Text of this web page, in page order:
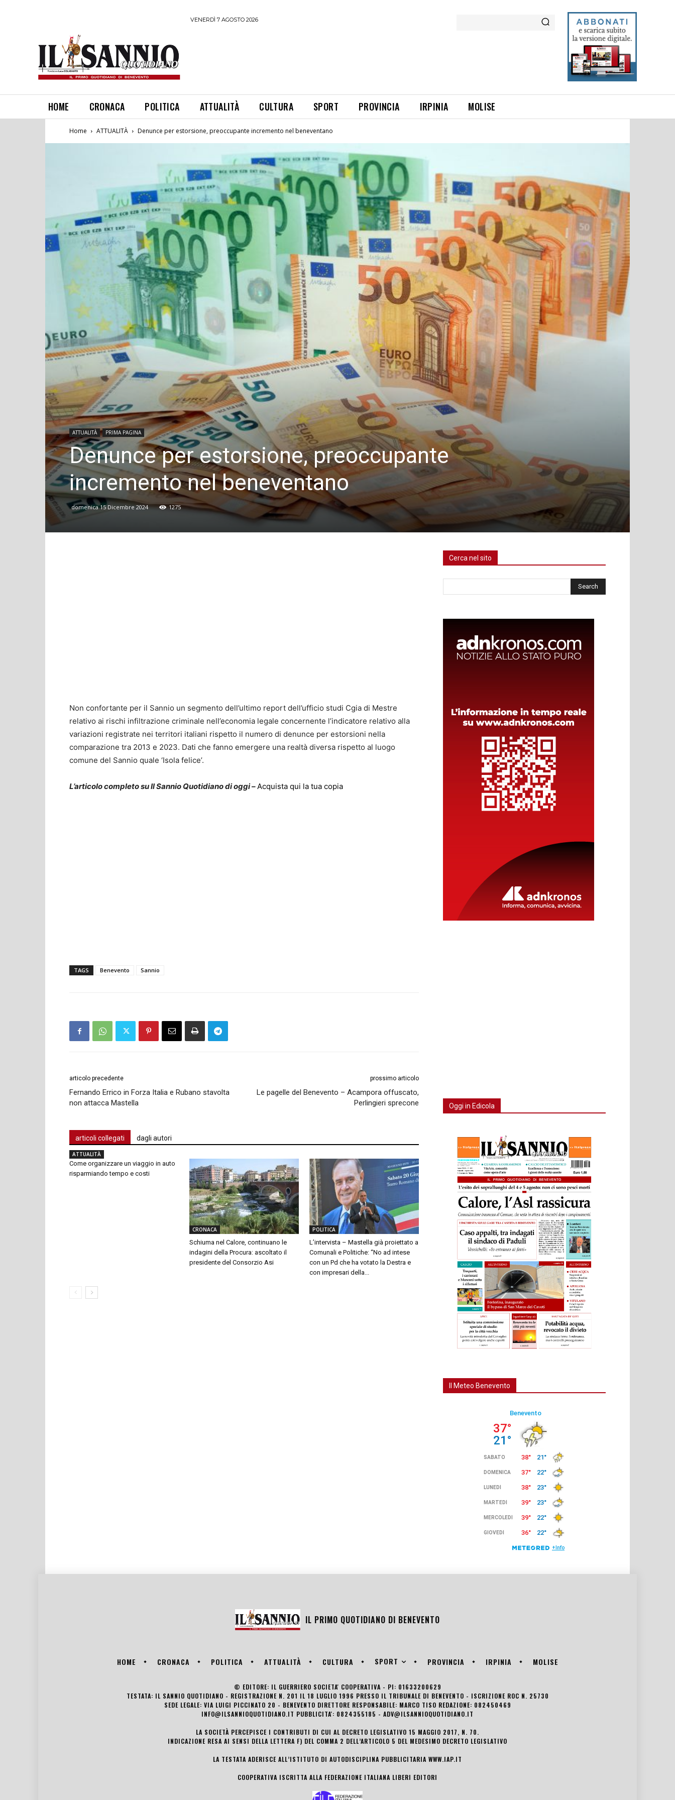
VENERDÌ 7 AGOSTO 2026
HOME CRONACA POLITICA ATTUALITÀ CULTURA SPORT PROVINCIA IRPINIA MOLISE
Home ATTUALITÀ Denunce per estorsione, preoccupante incremento nel beneventano
ATTUALITÀ PRIMA PAGINA
Denunce per estorsione, preoccupante
incremento nel beneventano
domenica 15 Dicembre 2024 1275
Non confortante per il Sannio un segmento dell’ultimo report dell’ufficio studi Cgia di Mestre
relativo ai rischi infiltrazione criminale nell’economia legale concernente l’indicatore relativo alla
variazioni registrate nei territori italiani rispetto il numero di denunce per estorsioni nella
comparazione tra 2013 e 2023. Dati che fanno emergere una realtà diversa rispetto al luogo
comune del Sannio quale ‘Isola felice’.
L’articolo completo su Il Sannio Quotidiano di oggi –Acquista qui la tua copia
TAGS Benevento Sannio
articolo precedente
Fernando Errico in Forza Italia e Rubano stavolta
non attacca Mastella
prossimo articolo
Le pagelle del Benevento – Acampora offuscato,
Perlingieri sprecone
articoli collegati dagli autori
ATTUALITÀ
Come organizzare un viaggio in auto
risparmiando tempo e costi
CRONACA
Schiuma nel Calore, continuano le
indagini della Procura: ascoltato il
presidente del Consorzio Asi
POLITICA
L’intervista – Mastella già proiettato a
Comunali e Politiche: “No ad intese
con un Pd che ha votato la Destra e
con impresari della...
Cerca nel sito
Oggi in Edicola
Il Meteo Benevento
IL PRIMO QUOTIDIANO DI BENEVENTO
HOME CRONACA POLITICA ATTUALITÀ CULTURA SPORT PROVINCIA IRPINIA MOLISE
© EDITORE: IL GUERRIERO SOCIETA' COOPERATIVA - PI: 01633200629
TESTATA: IL SANNIO QUOTIDIANO - REGISTRAZIONE N. 201 IL 18 LUGLIO 1996 PRESSO IL TRIBUNALE DI BENEVENTO - ISCRIZIONE ROC N. 25730
SEDE LEGALE: VIA LUIGI PICCINATO 20 - BENEVENTO DIRETTORE RESPONSABILE: MARCO TISO REDAZIONE: 082450469
INFO@ILSANNIOQUOTIDIANO.IT PUBBLICITA': 0824355185 - ADV@ILSANNIOQUOTIDIANO.IT
LA SOCIETÀ PERCEPISCE I CONTRIBUTI DI CUI AL DECRETO LEGISLATIVO 15 MAGGIO 2017, N. 70.
INDICAZIONE RESA AI SENSI DELLA LETTERA F) DEL COMMA 2 DELL’ARTICOLO 5 DEL MEDESIMO DECRETO LEGISLATIVO
LA TESTATA ADERISCE ALL’ISTITUTO DI AUTODISCIPLINA PUBBLICITARIA WWW.IAP.IT
COOPERATIVA ISCRITTA ALLA FEDERAZIONE ITALIANA LIBERI EDITORI